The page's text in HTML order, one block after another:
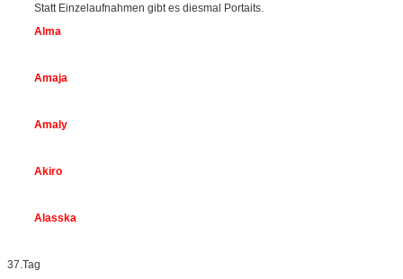
Statt Einzelaufnahmen gibt es diesmal Portaits.
Alma
Amaja
Amaly
Akiro
Alasska
37.Tag